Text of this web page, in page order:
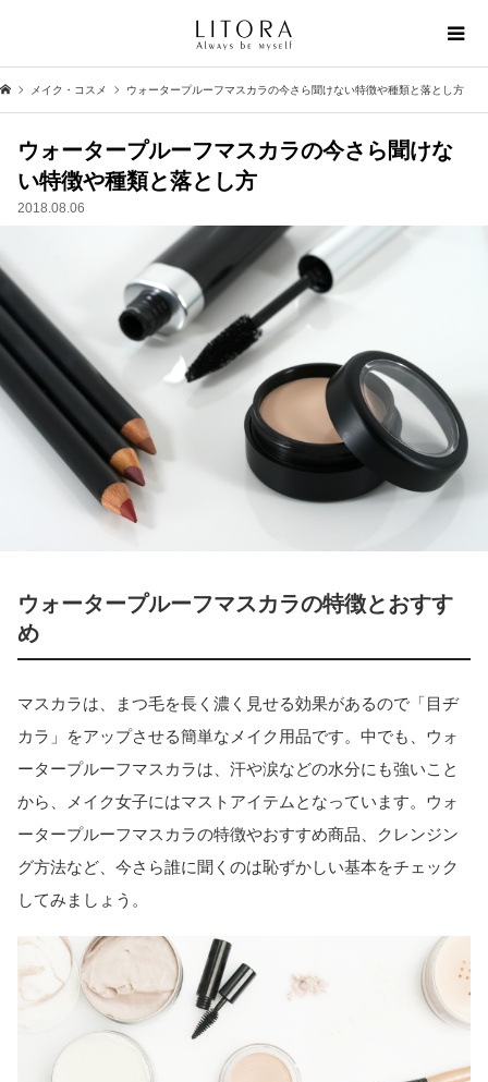
メイク・コスメ ウォータープルーフマスカラの今さら聞けない特徴や種類と落とし方
ウォータープルーフマスカラの今さら聞けな
い特徴や種類と落とし方
2018.08.06
ウォータープルーフマスカラの特徴とおすす
め
マスカラは、まつ毛を長く濃く見せる効果があるので「目ヂ
カラ」をアップさせる簡単なメイク用品です。中でも、ウォ
ータープルーフマスカラは、汗や涙などの水分にも強いこと
から、メイク女子にはマストアイテムとなっています。ウォ
ータープルーフマスカラの特徴やおすすめ商品、クレンジン
グ方法など、今さら誰に聞くのは恥ずかしい基本をチェック
してみましょう。